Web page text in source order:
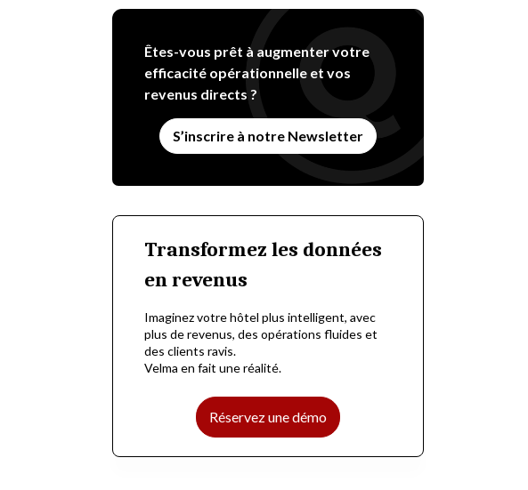
Êtes-vous prêt à augmenter votre
efficacité opérationnelle et vos
revenus directs ?
S’inscrire à notre Newsletter
Transformez les données
en revenus
Imaginez votre hôtel plus intelligent, avec
plus de revenus, des opérations fluides et
des clients ravis.
Velma en fait une réalité.
Réservez une démo